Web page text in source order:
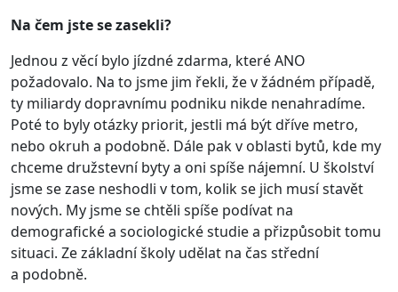
Na čem jste se zasekli?
Jednou z věcí bylo jízdné zdarma, které ANO
požadovalo. Na to jsme jim řekli, že v žádném případě,
ty miliardy dopravnímu podniku nikde nenahradíme.
Poté to byly otázky priorit, jestli má být dříve metro,
nebo okruh a podobně. Dále pak v oblasti bytů, kde my
chceme družstevní byty a oni spíše nájemní. U školství
jsme se zase neshodli v tom, kolik se jich musí stavět
nových. My jsme se chtěli spíše podívat na
demografické a sociologické studie a přizpůsobit tomu
situaci. Ze základní školy udělat na čas střední
a podobně.